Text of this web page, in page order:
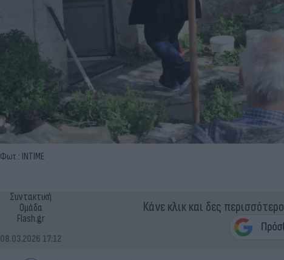
Φωτ.: INTIME
Συντακτική
Ομάδα
Flash.gr
08.03.2026 17:12
Κάνε κλικ και δες περισσότερο